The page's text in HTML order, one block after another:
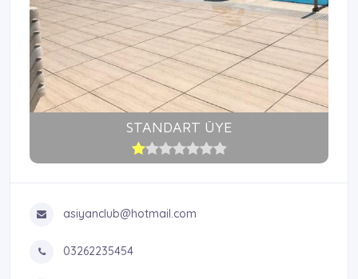
STANDART ÜYE
asiyanclub@hotmail.com
03262235454